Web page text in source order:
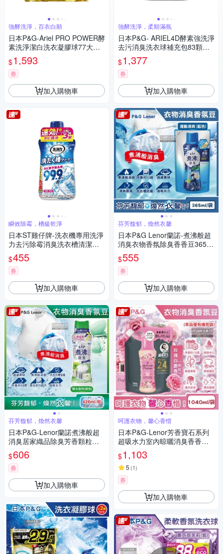
強酵洗淨，百衣白順
日本P&G-Ariel PRO POWER酵
素洗淨潔白洗衣凝膠球77大顆/
金袋(去漬消臭洗衣球補充包,筒
槽防霉膠囊)
$1,593
券
加入購物車
瞬效除霉，槽級乾淨
日本ST雞仔牌-洗衣機專用洗淨
力去污除霉消臭洗衣槽清潔劑5
50g/瓶(不銹鋼/塑料筒槽防霉洗
滌,直立/滾筒/雙槽洗衣機免浸泡
洗淨)
$455
券
加入購物車
芬芳馥郁，煥然衣馨
日本P&G-Lenor蘭諾煮沸般超
消臭居家織品除臭芳香顆粒香
香豆420ml/瓶(織物香氛柔軟,室
內晾曬防悶臭味)
$606
券
加入購物車
強酵洗淨，柔順滿氛
日本P&G- ARIEL4D酵素強洗淨
去污消臭洗衣球補充包83顆白
袋-微香(織物亮白消臭芳香,養
護筒槽防霉垢,去黃漬頑垢)
$1,377
券
加入購物車
芬芳馥郁，煥然衣馨
日本P&G Lenor蘭諾-煮沸般超
消臭衣物香氛除臭香香豆365m
l/袋(室內晾曬防臭,洗衣槽防霉)
$555
券
加入購物車
呵護衣物，馨心香惜
日本P&G-Lenor芳香寶石系列
超吸水力室內晾曬消臭香香豆
補充包1040ml/袋(持久芳香約1
2週,衣櫃防臭衣物柔軟)
$1,103
5 (1)
券
加入購物車